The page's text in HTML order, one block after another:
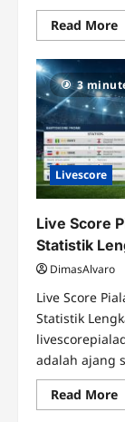
Read More
3
Livescore
Live Score
Statistik
DimasAlvaro
Live Score
Statistik
adalah ajang
Read More